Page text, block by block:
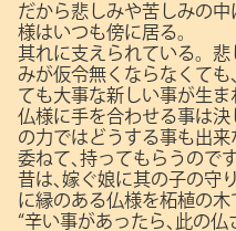
だから悲しみや苦しみの
様はいつも傍に居る。
其れに支えられている。
みが仮令無くならなくても､
ても大事な新しい事が生ま
仏様に手を合わせる事は決
の力ではどうする事も出来
委ねて､持ってもらうのです
昔は､嫁ぐ娘に其の子の守
に縁のある仏様を柘植の木
“辛い事があったら､此の